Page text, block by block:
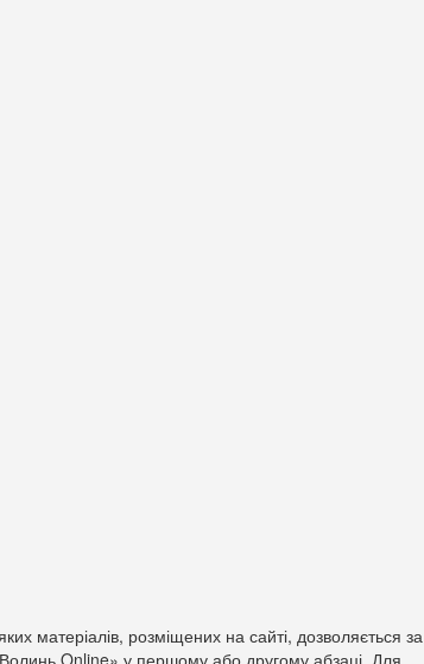
матеріалів, розміщених на сайті, дозволяється за